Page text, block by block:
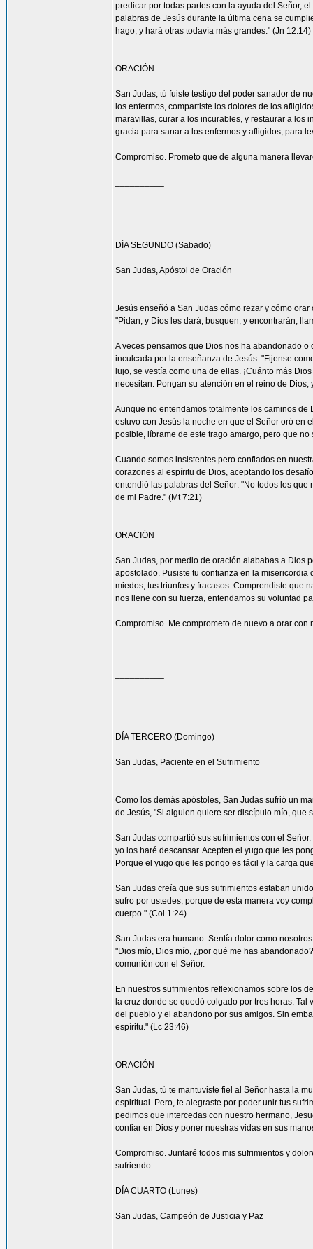
predicar por todas partes con la ayuda del Señor,
palabras de Jesús durante la última cena se
hago, y hará otras todavía más grandes." (Jn 12:14)
ORACIÓN
San Judas, tú fuiste testigo del poder sanador de
los enfermos, compartiste los dolores de los
maravillas, curar a los incurables, y restaurar a los
gracia para sanar a los enfermos y afligidos, para
Compromiso. Prometo que de alguna manera
DÍA SEGUNDO (Sabado)
San Judas, Apóstol de Oración
Jesús enseñó a San Judas cómo rezar y cómo
"Pidan, y Dios les dará; busquen, y encontrarán;
A veces pensamos que Dios nos ha abandonado
inculcada por la enseñanza de Jesús: "Fijense
lujo, se vestía como una de ellas. ¡Cuánto más
necesitan. Pongan su atención en el reino de
Aunque no entendamos totalmente los caminos
estuvo con Jesús la noche en que el Señor oró en
posible, líbrame de este trago amargo, pero que
Cuando somos insistentes pero confiados en
corazones al espíritu de Dios, aceptando los
entendió las palabras del Señor: "No todos los
de mi Padre." (Mt 7:21)
ORACIÓN
San Judas, por medio de oración alababas a Dios
apostolado. Pusiste tu confianza en la
miedos, tus triunfos y fracasos. Comprendiste que
nos llene con su fuerza, entendamos su voluntad
Compromiso. Me comprometo de nuevo a orar
DÍA TERCERO (Domingo)
San Judas, Paciente en el Sufrimiento
Como los demás apóstoles, San Judas sufrió un
de Jesús, "Si alguien quiere ser discípulo mío, que
San Judas compartió sus sufrimientos con el
yo los haré descansar. Acepten el yugo que les
Porque el yugo que les pongo es fácil y la carga
San Judas creía que sus sufrimientos estaban
sufro por ustedes; porque de esta manera voy
cuerpo." (Col 1:24)
San Judas era humano. Sentía dolor como
"Dios mío, Dios mío, ¿por qué me has
comunión con el Señor.
En nuestros sufrimientos reflexionamos sobre los
la cruz donde se quedó colgado por tres horas.
del pueblo y el abandono por sus amigos. Sin
espíritu." (Lc 23:46)
ORACIÓN
San Judas, tú te mantuviste fiel al Señor hasta la
espiritual. Pero, te alegraste por poder unir tus
pedimos que intercedas con nuestro hermano,
confiar en Dios y poner nuestras vidas en sus
Compromiso. Juntaré todos mis sufrimientos y
sufriendo.
DÍA CUARTO (Lunes)
San Judas, Campeón de Justicia y Paz